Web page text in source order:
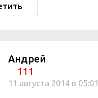
Андрей
111
11 августа 2014 в 05:01